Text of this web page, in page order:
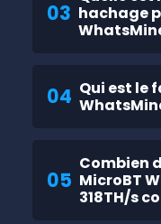
03 hachage
04 Qui est le
05
Combien
MicroBT
318TH/s